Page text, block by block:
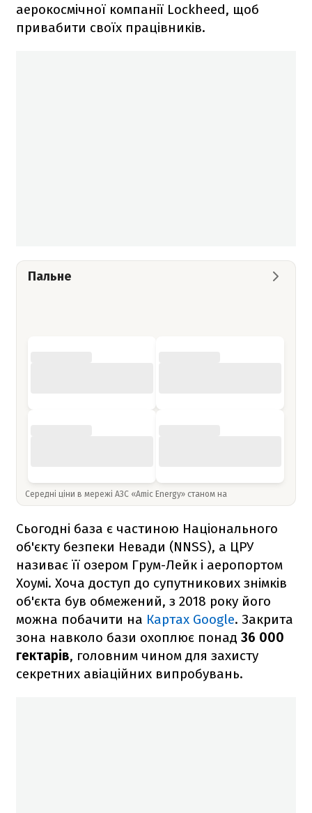
аерокосмічної компанії Lockheed, щоб
привабити своїх працівників.
Пальне
Середні ціни в мережі АЗС «Amic Energy» станом на
Сьогодні база є частиною Національного
об'єкту безпеки Невади (NNSS), а ЦРУ
називає її озером Грум-Лейк і аеропортом
Хоумі. Хоча доступ до супутникових знімків
об'єкта був обмежений, з 2018 року його
можна побачити на Картах Google. Закрита
зона навколо бази охоплює понад 36 000
гектарів, головним чином для захисту
секретних авіаційних випробувань.